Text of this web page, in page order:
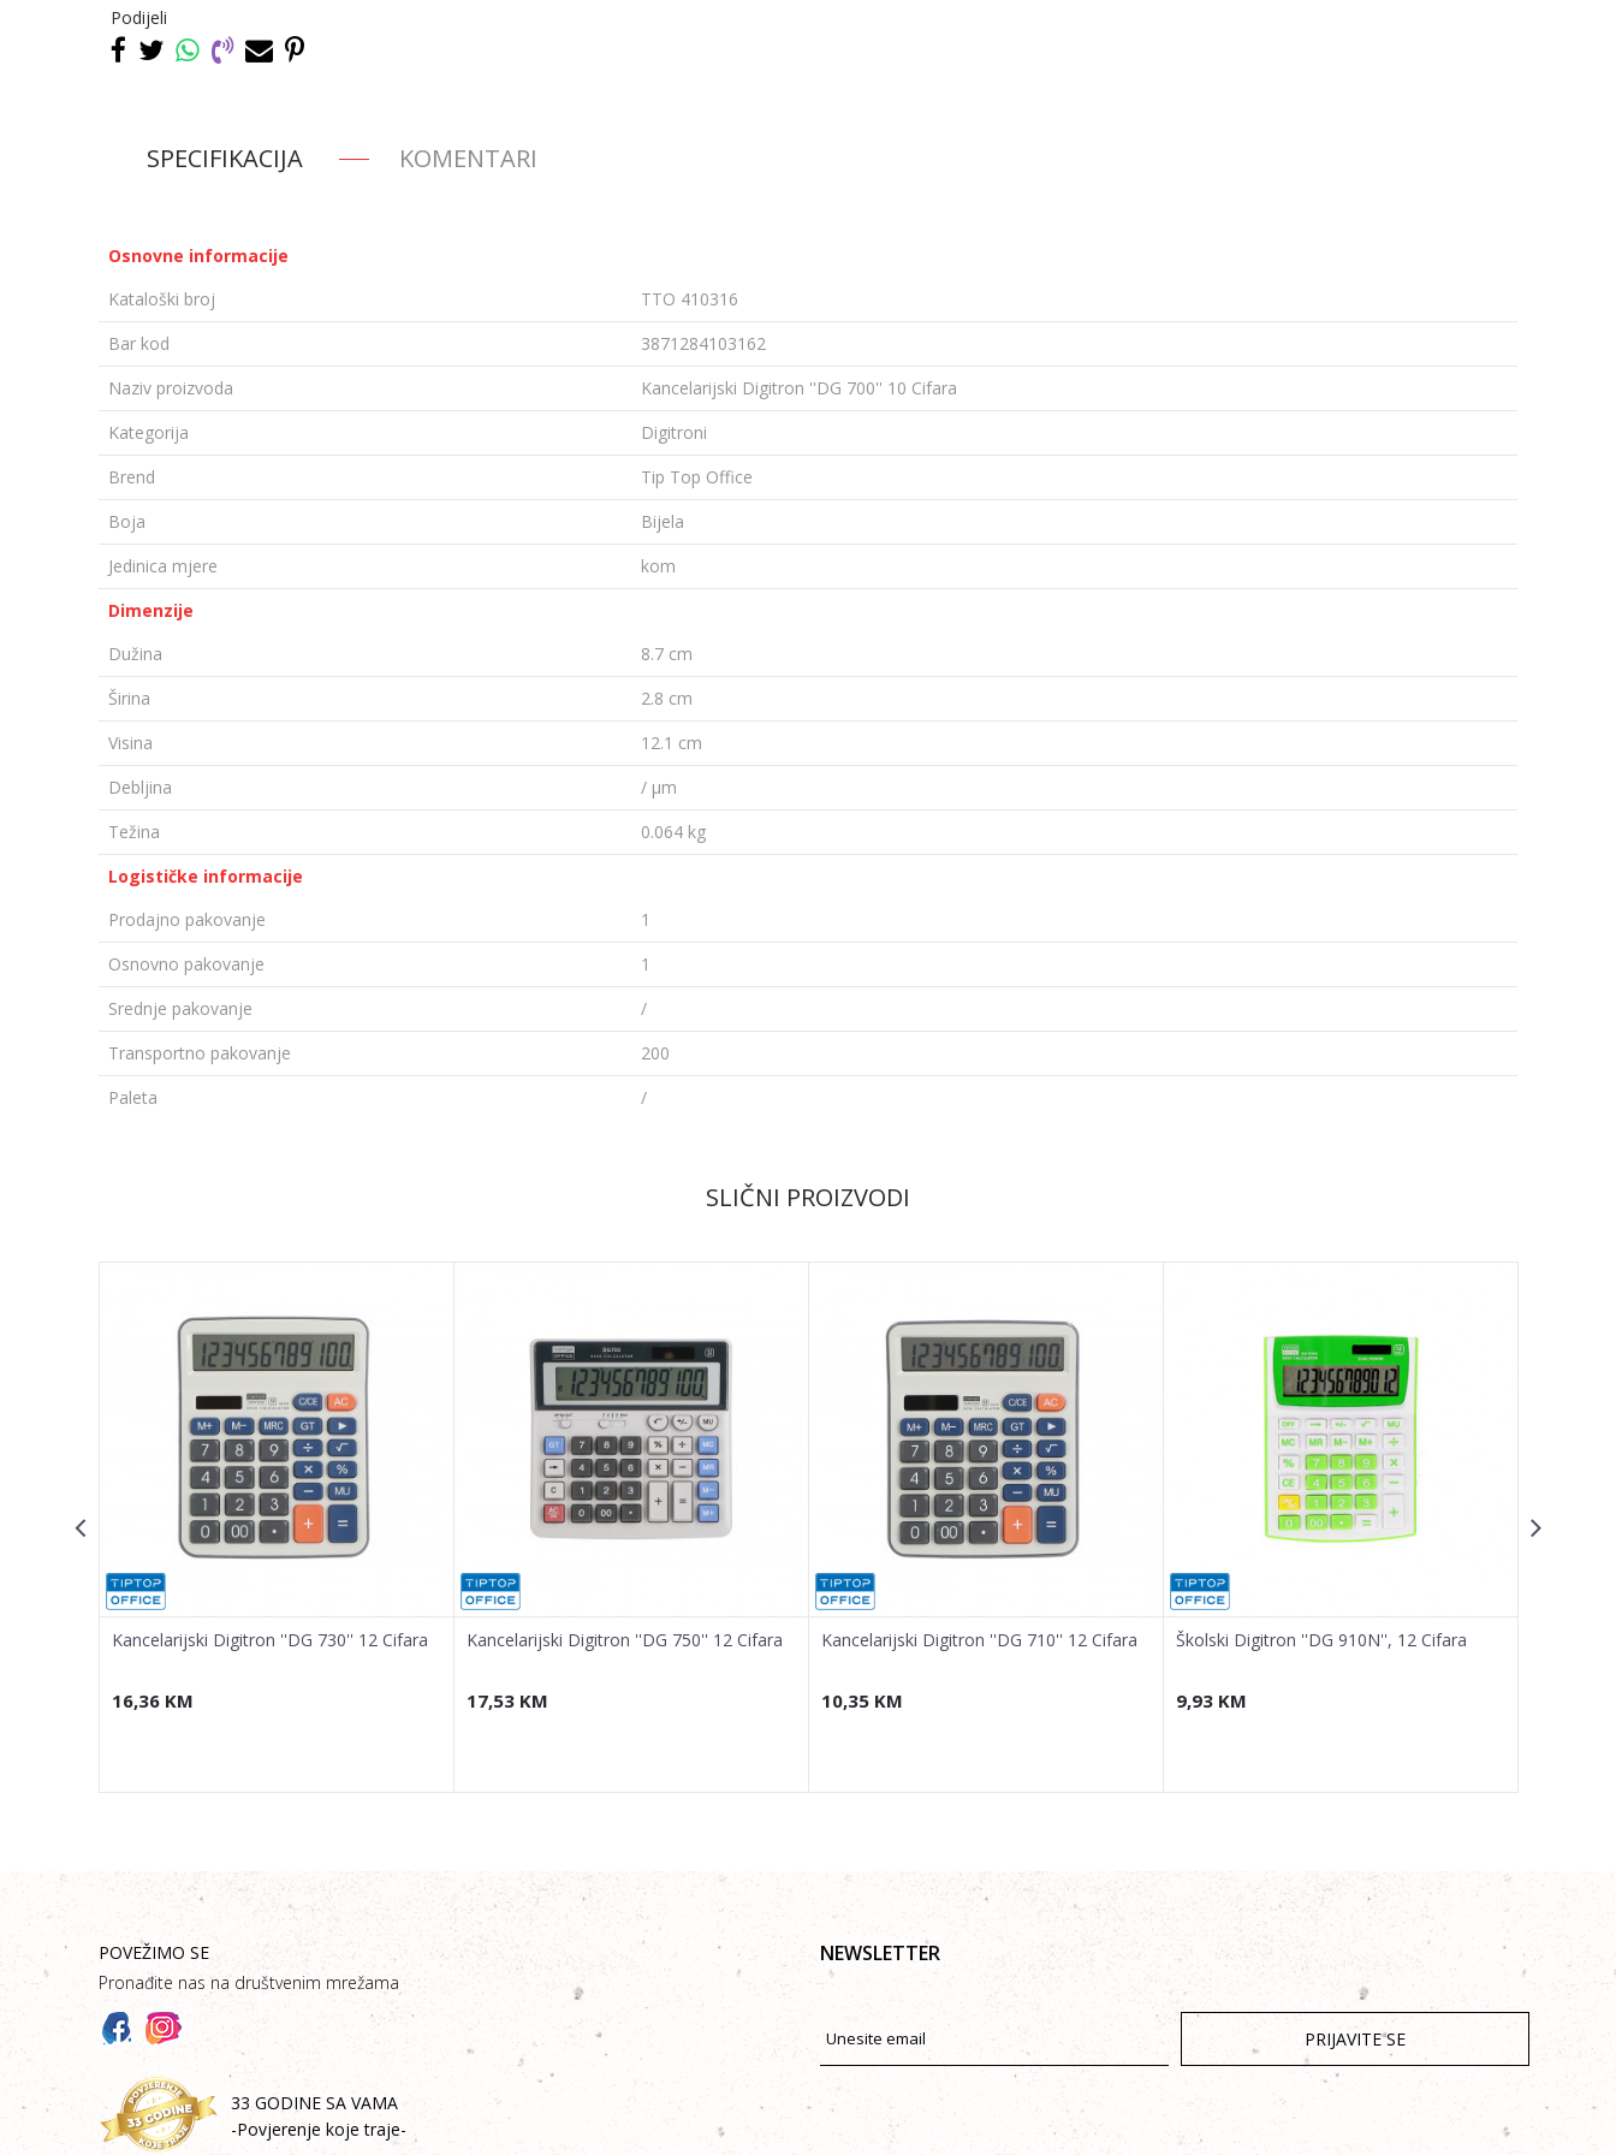
Podijeli
SPECIFIKACIJA KOMENTARI
Osnovne informacije
Kataloški broj
TTO 410316
Bar kod
3871284103162
Naziv proizvoda
Kancelarijski Digitron ''DG 700'' 10 Cifara
Kategorija
Digitroni
Brend
Tip Top Office
Boja
Bijela
Jedinica mjere
kom
Dimenzije
Dužina
8.7 cm
Širina
2.8 cm
Visina
12.1 cm
Debljina
/ µm
Težina
0.064 kg
Logističke informacije
Prodajno pakovanje
1
Osnovno pakovanje
1
Srednje pakovanje
/
Transportno pakovanje
200
Paleta
/
POŠALJI
SLIČNI PROIZVODI
Kancelarijski Digitron ''DG 730'' 12 Cifara
16,36 KM
Kancelarijski Digitron ''DG 750'' 12 Cifara
17,53 KM
Kancelarijski Digitron ''DG 710'' 12 Cifara
10,35 KM
Školski Digitron ''DG 910N'', 12 Cifara
9,93 KM
POVEŽIMO SE
Pronađite nas na društvenim mrežama
33 GODINE SA VAMA
-Povjerenje koje traje-
NEWSLETTER
PRIJAVITE SE